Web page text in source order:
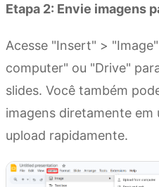
Etapa 2: Envie imagens
Acesse "Insert" >
computer" ou "Drive"
slides. Você também
imagens diretamente em
upload rapidamente.